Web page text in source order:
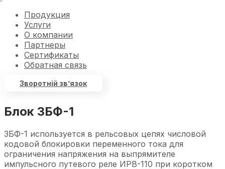
Продукция
Услуги
О компании
Партнеры
Сертификаты
Обратная связь
Зворотній зв’язок
Блок ЗБФ-1
ЗБФ-1 используется в рельсовых цепях числовой
кодовой блокировки переменного тока для
ограничения напряжения на выпрямителе
импульсного путевого реле ИРВ-110 при коротком